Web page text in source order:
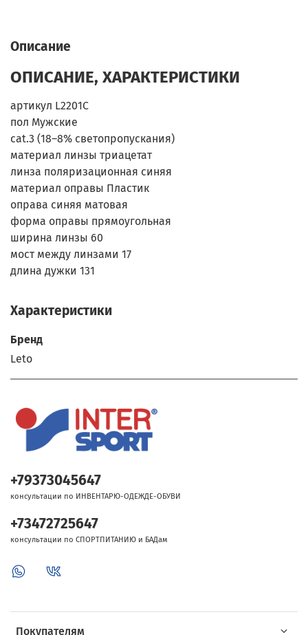
Описание
ОПИСАНИЕ, ХАРАКТЕРИСТИКИ
артикул L2201C
пол Мужские
cat.3 (18–8% светопропускания)
материал линзы триацетат
линза поляризационная синяя
материал оправы Пластик
оправа синяя матовая
форма оправы прямоугольная
ширина линзы 60
мост между линзами 17
длина дужки 131
Характеристики
Бренд
Leto
Покупателям
+79373045647
консультации по ИНВЕНТАРЮ-ОДЕЖДЕ-ОБУВИ
+73472725647
консультации по СПОРТПИТАНИЮ и БАДам